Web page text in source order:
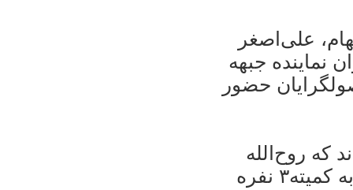
علی‌اصغر
نماينده جبهه
اسلامی در کميته ۷+۸ اصولگرايان حضور
که روح‌الله
حسينيان نيز به عنوان نماينده اين جبهه به کميته۳ نفره